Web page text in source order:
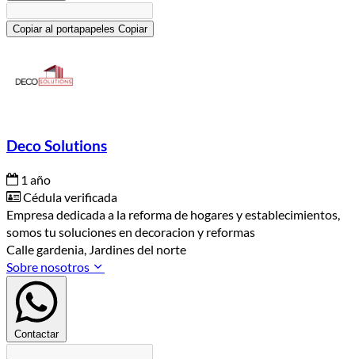
Copiar al portapapeles Copiar
Deco Solutions
1 año
Cédula verificada
Empresa dedicada a la reforma de hogares y establecimientos,
somos tu soluciones en decoracion y reformas
Calle gardenia, Jardines del norte
Sobre nosotros
Contactar